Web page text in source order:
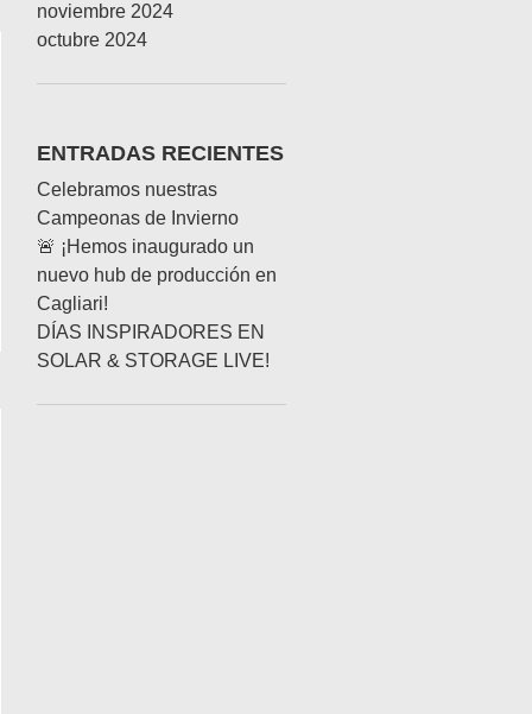
TESLA
JÓVENES!
noviembre 2024
octubre 2024
ENTRADAS RECIENTES
Celebramos nuestras
Campeonas de Invierno
🚨 ¡Hemos inaugurado un
nuevo hub de producción en
Cagliari!
DÍAS INSPIRADORES EN
SOLAR & STORAGE LIVE!